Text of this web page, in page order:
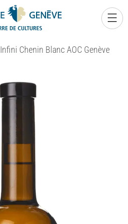
Infini Chenin Blanc AOC Genève